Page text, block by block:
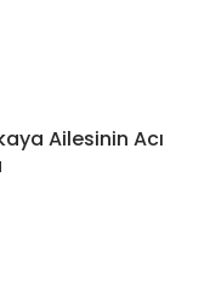
Ailesinin Acı